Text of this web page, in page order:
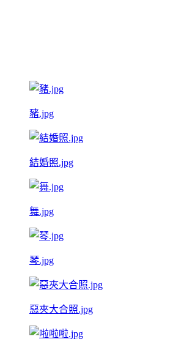
豬.jpg
結婚照.jpg
舞.jpg
琴.jpg
惡夾大合照.jpg